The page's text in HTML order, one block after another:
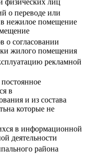
физических лиц
о переводе или
нежилое помещение
о согласовании
жилого помещения
рекламной
в
и из состава
которые не
в информационной
деятельности
района